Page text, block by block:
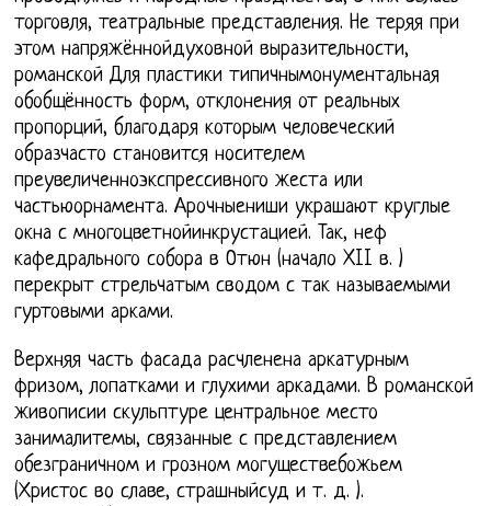
торговля, театральные представления. Не теряя при
этом напряжённойдуховной выразительности,
романской Для пластики типичнымонументальная
обобщённость форм, отклонения от реальных
пропорций, благодаря которым человеческий
образчасто становится носителем
преувеличенноэкспрессивного жеста или
частьюорнамента. Арочныениши украшают круглые
окна с многоцветнойинкрустацией. Так, неф
кафедрального собора в Отюн (начало XII в. )
перекрыт стрельчатым сводом с так называемыми
гуртовыми арками.
Верхняя часть фасада расчленена аркатурным
фризом, лопатками и глухими аркадами. В романской
живописии скульптуре центральное место
занималитемы, связанные с представлением
обезграничном и грозном могуществебожьем
(Христос во славе, страшныйсуд и т. д. ).